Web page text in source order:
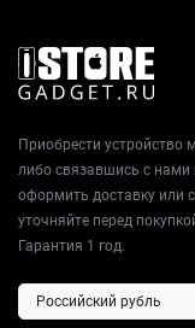
Приобрести устройство
либо связавшись с нами
оформить доставку или
уточняйте перед
Гарантия 1 год.